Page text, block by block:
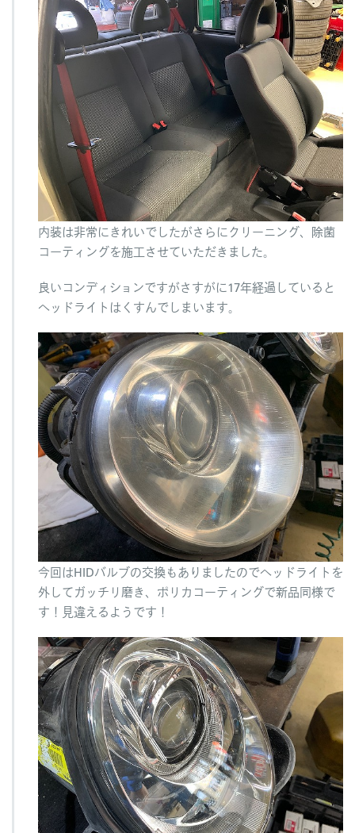
内装は非常にきれいでしたがさらにクリーニング、除菌
コーティングを施工させていただきました。
良いコンディションですがさすがに17年経過していると
ヘッドライトはくすんでしまいます。
今回はHIDバルブの交換もありましたのでヘッドライトを
外してガッチリ磨き、ポリカコーティングで新品同様で
す！見違えるようです！